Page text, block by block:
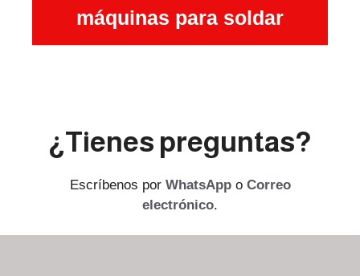
máquinas para soldar
¿Tienes preguntas?
Escríbenos por WhatsAppo Correo
electrónico.